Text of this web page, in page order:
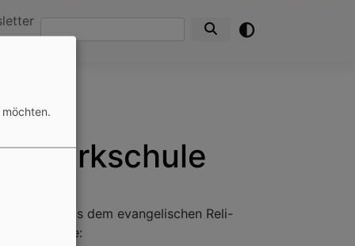
Suche
Parkschule
aus dem evangelischen Reli-
der Ukraine: